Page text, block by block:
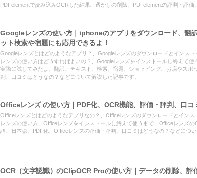
PDFelementで読み込みOCRした結果、透かしの削除、PDFelementの評判・評価
Googleレンズの使い方｜iphoneのアプリをダウンロード、翻
ット検索や宿題にも応用できるよ！
Googleレンズとはどのようなアプリ？、Googleレンズのダウンロードとインス
レンズの使い方はどうすればよいの？、Googleレンズをインストールし終えて
実際に試してみたよ、翻訳、テキスト、検索、宿題、ショッピング、お店やスポ
判、口コミはどうなの？などについて解説した記事です。
Officeレンズ の使い方｜PDF化、OCR機能、評価・評判、口コ
Officeレンズとはどのようなアプリなの？、Officeレンズのダウンロードとイン
レンズの使い方、Officeレンズをインストールし終えて使うまで、Officeレンズ
語、日本語、PDF化、Officeレンズの評価・評判、口コミはどうなの？などについ
OCR（文字認識）のClipOCR Proの使い方｜データの削除、評